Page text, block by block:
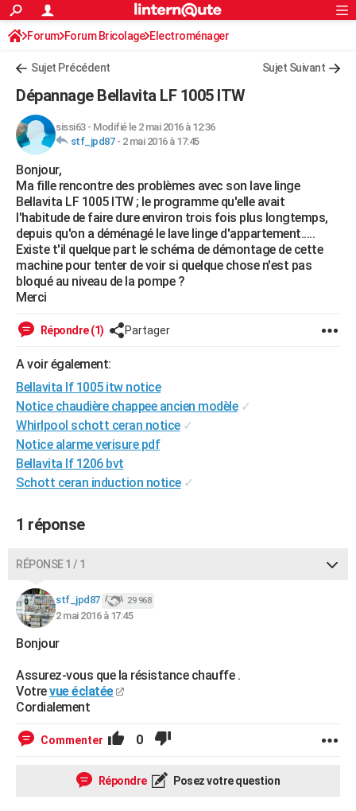
ACTUALITÉS
Politique
Société
Faits Divers
Education
Monde
Villes
+
FINANCE
Retraite
Impôts
Epargne
Immobilier
Risques naturels par ville
Banque
Assurance
Crédit
AUTO
Essais
Réserver un essai
Citadines
Berlines
SUV
Forum auto
+HIGH-TECH
Mobiles
Meilleur smartphone
Internet
Ordinateurs
Jeux vidéo
Guide high-tech
+BRICOLAGE
Forum
Aménagement intérieur
Extérieur
Cuisine
Salle de bains
Jardinage
Rangement
WEEK-END
Guides de France
Escapades
Patrimoine
Expositions
Musées
Week-end nature
+LIFESTYLE
Alimentation
Guide de la santé
Maladies
Médicaments
Sommeil
Destinations
City break
Voyage nature
Voyage de noces
Forum
Climat
+
GUIDES D'ACHAT
BONS PLANS
CARTE DE VOEUX
Dictionnaire
Biographies
Citations
Expressions
Proverbes
PROGRAMME TV
COPAINS D'AVANT
S'inscrire
Se connecter
Lycées
Collèges
Primaires
Universités
Entreprises
Service militaire
Avis de recherche
AVIS DE DÉCÈS
S'inscrire
Connexion
Forum Forum Bricolage Electroménager
Sujet Précédent Sujet Suivant
Dépannage Bellavita LF 1005 ITW
sissi63- Modifié le 2 mai 2016 à 12:36
stf_jpd87- 2 mai 2016 à 17:45
Bonjour,
Ma fille rencontre des problèmes avec son lave linge
Bellavita LF 1005 ITW ; le programme qu'elle avait
l'habitude de faire dure environ trois fois plus longtemps,
depuis qu'on a déménagé le lave linge d'appartement.....
Existe t'il quelque part le schéma de démontage de cette
machine pour tenter de voir si quelque chose n'est pas
bloqué au niveau de la pompe ?
Merci
Répondre (1) Partager
A voir également:
Bellavita lf 1005 itw notice
Notice chaudière chappee ancien modèle ✓
Whirlpool schott ceran notice ✓
Notice alarme verisure pdf
Bellavita lf 1206 bvt
Schott ceran induction notice ✓
1 réponse
RÉPONSE 1 / 1
stf_jpd87 29 968
2 mai 2016 à 17:45
Bonjour
Assurez-vous que la résistance chauffe .
Votrevue éclatée
Cordialement
Commenter 0
Répondre Posez votre question